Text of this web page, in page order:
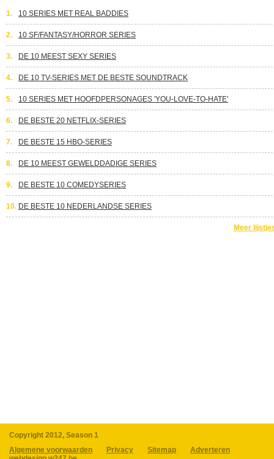
1. 10 SERIES MET REAL BADDIES
2. 10 SF/FANTASY/HORROR SERIES
3. DE 10 MEEST SEXY SERIES
4. DE 10 TV-SERIES MET DE BESTE SOUNDTRACK
5. 10 SERIES MET HOOFDPERSONAGES 'YOU-LOVE-TO-HATE'
6. DE BESTE 20 NETFLIX-SERIES
7. DE BESTE 15 HBO-SERIES
8. DE 10 MEEST GEWELDDADIGE SERIES
9. DE BESTE 10 COMEDYSERIES
10. DE BESTE 10 NEDERLANDSE SERIES
Meer
Copyright 2012, Season 1
Algemene voorwaarden
Privacy Sitemap
Adverteren